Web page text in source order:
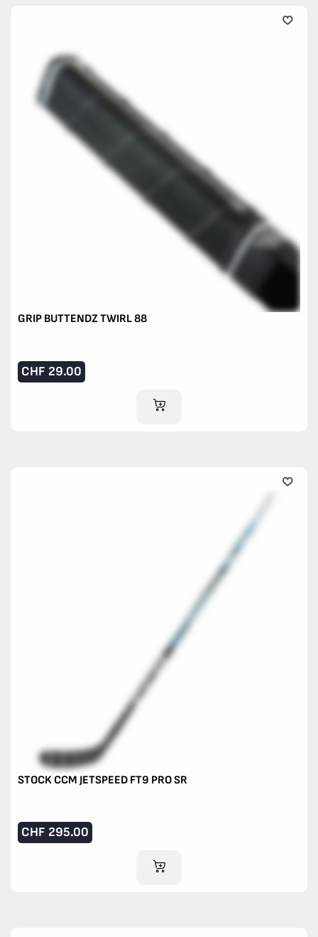
GRIP BUTTENDZ TWIRL 88
CHF 29.00
IM WARENKORB
STOCK CCM JETSPEED FT9 PRO SR
CHF 295.00
IM WARENKORB